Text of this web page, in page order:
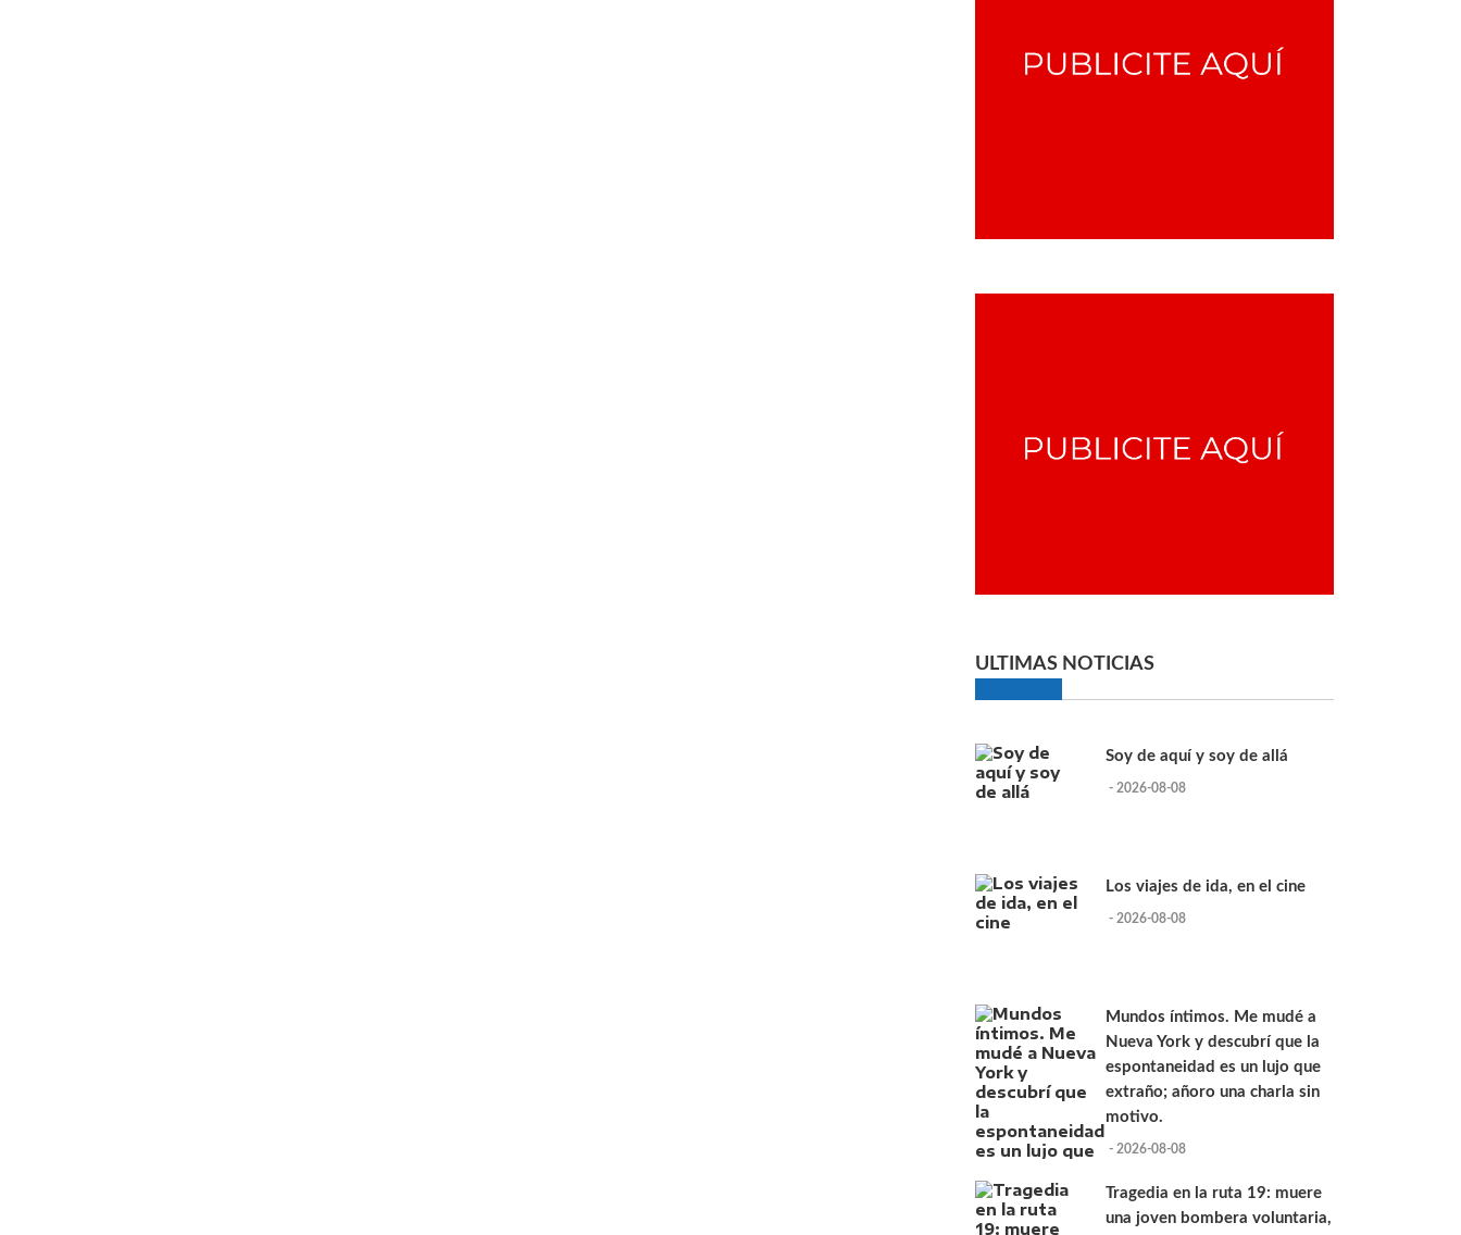
ULTIMAS NOTICIAS
Soy de aquí y soy de allá
- 2026-08-08
Los viajes de ida, en el cine
- 2026-08-08
Mundos íntimos. Me mudé a
Nueva York y descubrí que la
espontaneidad es un lujo que
extraño; añoro una charla sin
motivo.
- 2026-08-08
Tragedia en la ruta 19: muere
una joven bombera voluntaria,